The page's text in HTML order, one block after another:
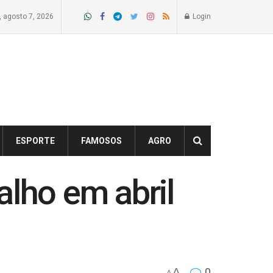
agosto 7, 2026 Login
ESPORTE FAMOSOS AGRO
em abril